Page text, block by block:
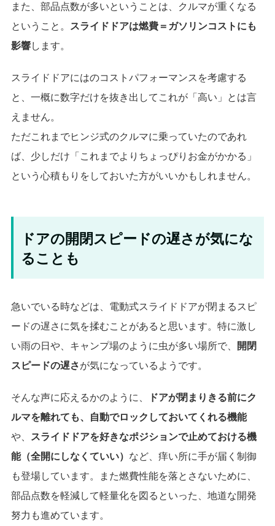
また、部品点数が多いということは、クルマが重くなる
ということ。
スライドドアは燃費＝ガソリンコストにも
影響します。
スライドドアにはのコストパフォーマンスを考慮する
と、一概に数字だけを抜き出してこれが「高い」とは言
えません。
ただこれまでヒンジ式のクルマに乗っていたのであれ
ば、少しだけ「これまでよりちょっぴりお金がかかる」
という心積もりをしておいた方がいいかもしれません。
ドアの開閉スピードの遅さが気にな
ることも
急いでいる時などは、電動式スライドドアが閉まるスピ
ードの遅さに気を揉むことがあると思います。特に激し
い雨の日や、キャンプ場のように虫が多い場所で、
開閉
スピードの遅さが気になっているようです。
そんな声に応えるかのように、
ドアが閉まりきる前にク
ルマを離れても、自動でロックしておいてくれる機能
や、
スライドドアを好きなポジションで止めておける機
能（全開にしなくていい） など、痒い所に手が届く制御
も登場しています。また燃費性能を落とさないために、
部品点数を軽減して軽量化を図るといった、地道な開発
努力も進めています。